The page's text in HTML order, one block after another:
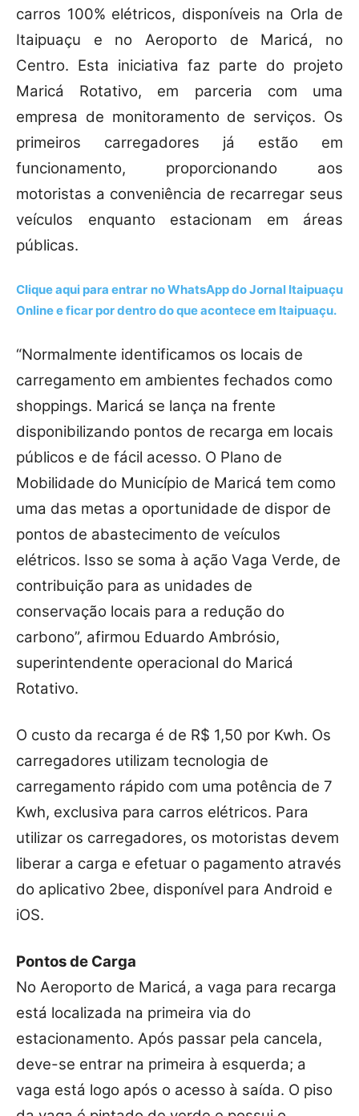
carros 100% elétricos, disponíveis na Orla de
Itaipuaçu e no Aeroporto de Maricá, no
Centro. Esta iniciativa faz parte do projeto
Maricá Rotativo, em parceria com uma
empresa de monitoramento de serviços. Os
primeiros carregadores já estão em
funcionamento, proporcionando aos
motoristas a conveniência de recarregar seus
veículos enquanto estacionam em áreas
públicas.
Clique aqui para entrar noWhatsAppdo Jornal Itaipuaçu
Online e ficar por dentro do que acontece em Itaipuaçu.
“Normalmente identificamos os locais de
carregamento em ambientes fechados como
shoppings. Maricá se lança na frente
disponibilizando pontos de recarga em locais
públicos e de fácil acesso. O Plano de
Mobilidade do Município de Maricá tem como
uma das metas a oportunidade de dispor de
pontos de abastecimento de veículos
elétricos. Isso se soma à ação Vaga Verde, de
contribuição para as unidades de
conservação locais para a redução do
carbono”, afirmou Eduardo Ambrósio,
superintendente operacional do Maricá
Rotativo.
O custo da recarga é de R$ 1,50 por Kwh. Os
carregadores utilizam tecnologia de
carregamento rápido com uma potência de 7
Kwh, exclusiva para carros elétricos. Para
utilizar os carregadores, os motoristas devem
liberar a carga e efetuar o pagamento através
do aplicativo 2bee, disponível para Android e
iOS.
Pontos de Carga
No Aeroporto de Maricá, a vaga para recarga
está localizada na primeira via do
estacionamento. Após passar pela cancela,
deve-se entrar na primeira à esquerda; a
vaga está logo após o acesso à saída. O piso